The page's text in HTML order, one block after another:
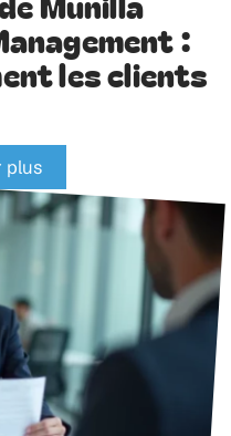
:
les clients
plus